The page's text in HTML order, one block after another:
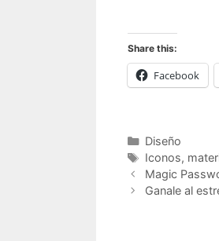
Share this:
Facebook
Categorías
Diseño
Etiquetas
Iconos,
Magic
Ganale al